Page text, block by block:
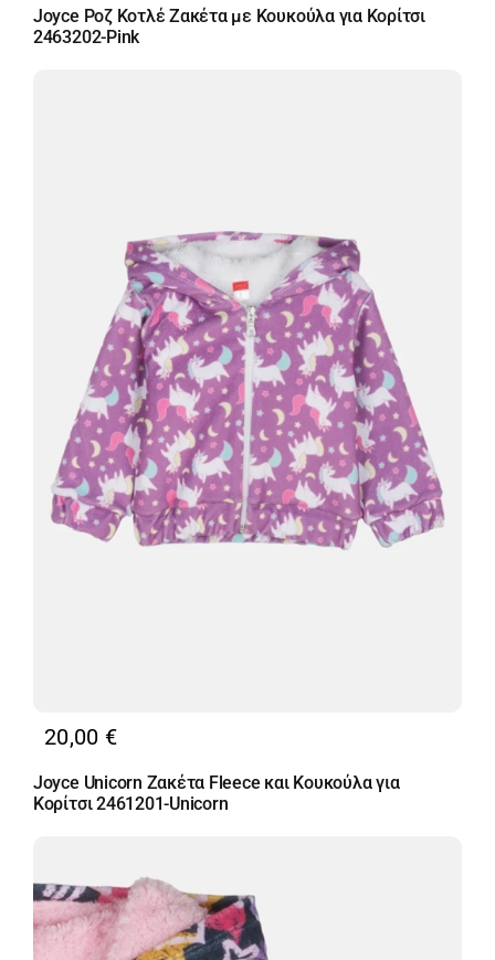
Joyce Ροζ Κοτλέ Ζακέτα με Κουκούλα για Κορίτσι
2463202-Pink
20,00 €
Joyce Unicorn Ζακέτα Fleece και Κουκούλα για
Κορίτσι 2461201-Unicorn